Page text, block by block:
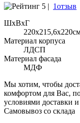
5 | 1отзыв
ШхВхГ
Материал корпуса
ЛДСП
Материал фасада
МДФ
Мы хотим, чтобы
комфортом для Вас,
условиями доставки
Самовывоз со склада